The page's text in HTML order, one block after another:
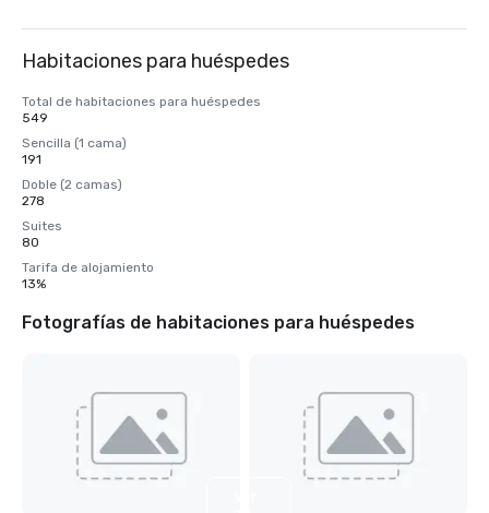
Habitaciones para huéspedes
Total de habitaciones para huéspedes
549
Sencilla (1 cama)
191
Doble (2 camas)
278
Suites
80
Tarifa de alojamiento
13%
Fotografías de habitaciones para huéspedes